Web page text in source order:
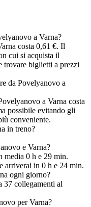
a Varna?
costa 0,61 €. Il
cui si acquista il
trovare biglietti a prezzi
da Povelyanovo a
a Varna costa
possibile evitando gli
conveniente.
in treno?
e Varna?
media 0 h e 29 min.
arriverai in 0 h e 24 min.
ogni giorno?
37 collegamenti al
per Varna?